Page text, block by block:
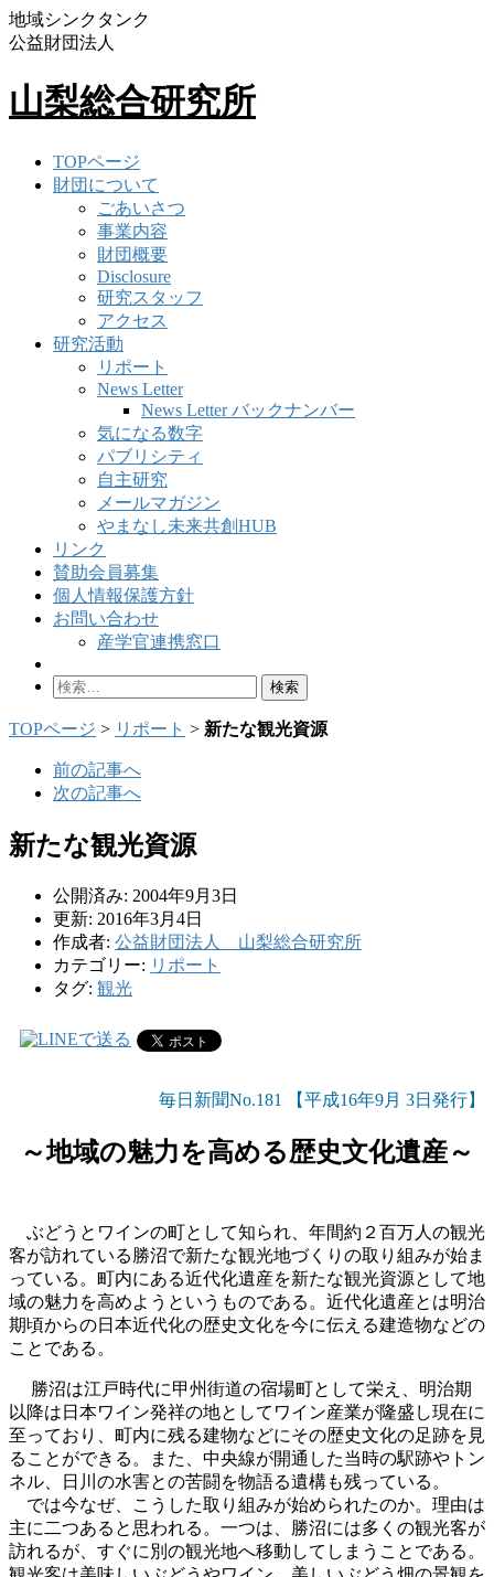
地域シンクタンク
公益財団法人
山梨総合研究所
TOPページ
財団について
ごあいさつ
事業内容
財団概要
Disclosure
研究スタッフ
アクセス
研究活動
リポート
News Letter
News Letter バックナンバー
気になる数字
パブリシティ
自主研究
メールマガジン
やまなし未来共創HUB
リンク
賛助会員募集
個人情報保護方針
お問い合わせ
産学官連携窓口
検
TOPページ > リポート > 新たな観光資源
前の記事へ
次の記事へ
新たな観光資源
公開済み: 2004年9月3日
更新: 2016年3月4日
作成者: 公益財団法人 山梨総合研究所
カテゴリー: リポート
タグ: 観光
毎日新聞No.181 【平成16年9月 3日発行】
～地域の魅力を高める歴史文化遺産～
ぶどうとワインの町として知られ、年間約２百万人の観光
客が訪れている勝沼で新たな観光地づくりの取り組みが始ま
っている。町内にある近代化遺産を新たな観光資源として地
域の魅力を高めようというものである。近代化遺産とは明治
期頃からの日本近代化の歴史文化を今に伝える建造物などの
ことである。
勝沼は江戸時代に甲州街道の宿場町として栄え、明治期
以降は日本ワイン発祥の地としてワイン産業が隆盛し現在に
至っており、町内に残る建物などにその歴史文化の足跡を見
ることができる。また、中央線が開通した当時の駅跡やトン
ネル、日川の水害との苦闘を物語る遺構も残っている。
では今なぜ、こうした取り組みが始められたのか。理由は
主に二つあると思われる。一つは、勝沼には多くの観光客が
訪れるが、すぐに別の観光地へ移動してしまうことである。